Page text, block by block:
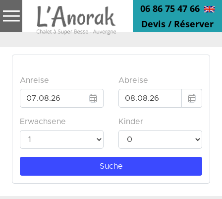
06 86 75 47 66
Devis / Réserver